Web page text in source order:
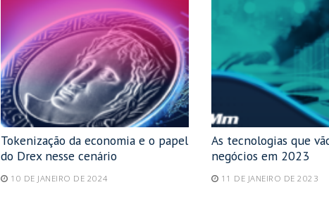
Tokenização da economia e o papel
do Drex nesse cenário
10 DE JANEIRO DE 2024
As tecnologias que
negócios em 2023
11 DE JANEIRO DE 2023